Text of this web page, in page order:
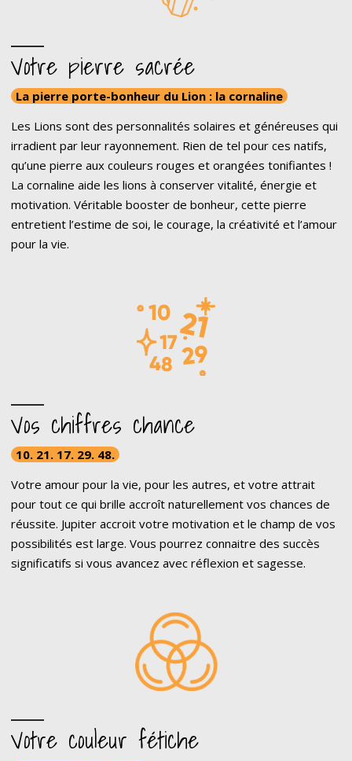
Votre pierre sacrée
La pierre porte-bonheur du Lion : la cornaline
Les Lions sont des personnalités solaires et généreuses qui
irradient par leur rayonnement. Rien de tel pour ces natifs,
qu’une pierre aux couleurs rouges et orangées tonifiantes !
La cornaline aide les lions à conserver vitalité, énergie et
motivation. Véritable booster de bonheur, cette pierre
entretient l’estime de soi, le courage, la créativité et l’amour
pour la vie.
Vos chiffres chance
10. 21. 17. 29. 48.
Votre amour pour la vie, pour les autres, et votre attrait
pour tout ce qui brille accroît naturellement vos chances de
réussite. Jupiter accroit votre motivation et le champ de vos
possibilités est large. Vous pourrez connaitre des succès
significatifs si vous avancez avec réflexion et sagesse.
Votre couleur fétiche